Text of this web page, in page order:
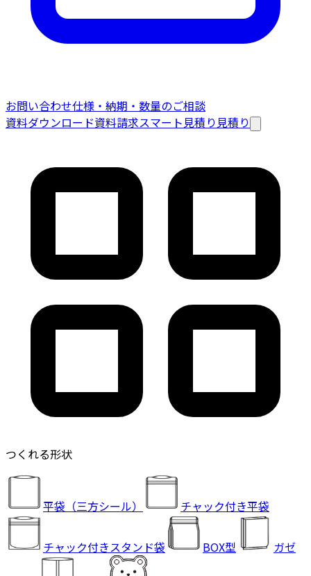
お問い合わせ仕様・納期・数量のご相談
資料ダウンロード資料請求スマート見積り見積り
つくれる形状
平袋（三方シール） チャック付き平袋
チャック付きスタンド袋 BOX型 ガゼ